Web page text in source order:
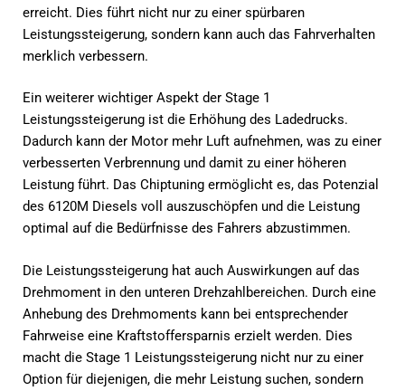
erreicht. Dies führt nicht nur zu einer spürbaren
Leistungssteigerung, sondern kann auch das Fahrverhalten
merklich verbessern.
Ein weiterer wichtiger Aspekt der Stage 1
Leistungssteigerung ist die Erhöhung des Ladedrucks.
Dadurch kann der Motor mehr Luft aufnehmen, was zu einer
verbesserten Verbrennung und damit zu einer höheren
Leistung führt. Das Chiptuning ermöglicht es, das Potenzial
des 6120M Diesels voll auszuschöpfen und die Leistung
optimal auf die Bedürfnisse des Fahrers abzustimmen.
Die Leistungssteigerung hat auch Auswirkungen auf das
Drehmoment in den unteren Drehzahlbereichen. Durch eine
Anhebung des Drehmoments kann bei entsprechender
Fahrweise eine Kraftstoffersparnis erzielt werden. Dies
macht die Stage 1 Leistungssteigerung nicht nur zu einer
Option für diejenigen, die mehr Leistung suchen, sondern